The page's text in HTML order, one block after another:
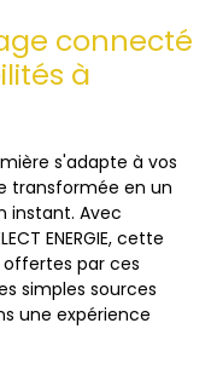
connecté
à
s'adapte à vos
transformée en un
instant. Avec
ENERGIE, cette
offertes par ces
simples sources
une expérience